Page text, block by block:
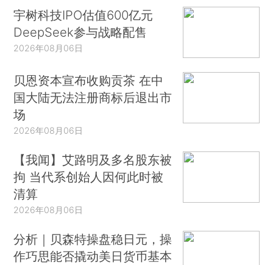
宇树科技IPO估值600亿元
DeepSeek参与战略配售
2026年08月06日
贝恩资本宣布收购贡茶 在中
国大陆无法注册商标后退出市
场
2026年08月06日
【我闻】艾路明及多名股东被
拘 当代系创始人因何此时被
清算
2026年08月06日
分析｜贝森特操盘稳日元，操
作巧思能否撬动美日货币基本